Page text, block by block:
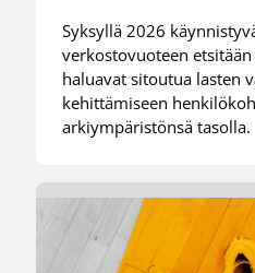
Syksyllä 2026
verkostovuoteen
haluavat sitoutua lasten
kehittämiseen
arkiympäristönsä tasolla.